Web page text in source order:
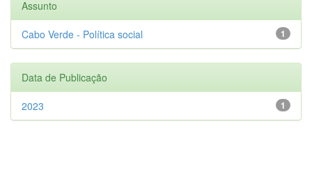
Assunto
1
Cabo Verde - Política social
Data de Publicação
1
2023